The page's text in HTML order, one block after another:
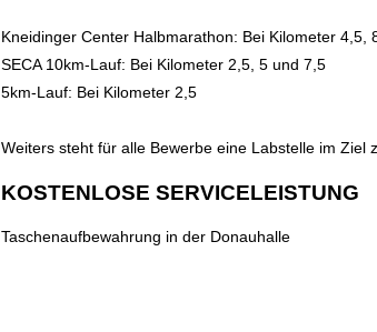
Kneidinger Center Halbmarathon: Bei Kilometer 4,5,
SECA 10km-Lauf: Bei Kilometer 2,5, 5 und 7,5
5km-Lauf: Bei Kilometer 2,5
Weiters steht für alle Bewerbe eine Labstelle im Ziel
KOSTENLOSE SERVICELEISTUNG
Taschenaufbewahrung in der Donauhalle